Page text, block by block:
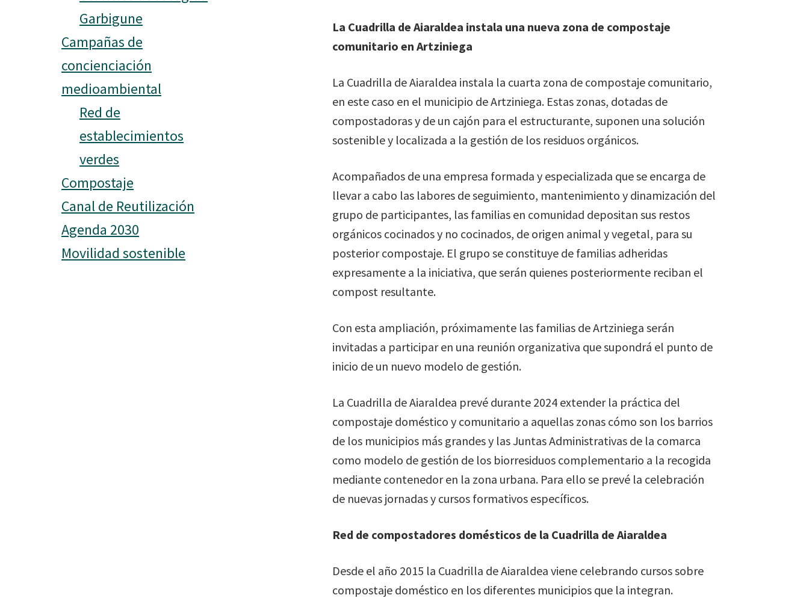
La Cuadrilla de Aiaraldea instala una nueva zona de compostaje
comunitario en Artziniega
La Cuadrilla de Aiaraldea instala la cuarta zona de compostaje comunitario,
en este caso en el municipio de Artziniega. Estas zonas, dotadas de
compostadoras y de un cajón para el estructurante, suponen una solución
sostenible y localizada a la gestión de los residuos orgánicos.
Acompañados de una empresa formada y especializada que se encarga de
llevar a cabo las labores de seguimiento, mantenimiento y dinamización del
grupo de participantes, las familias en comunidad depositan sus restos
orgánicos cocinados y no cocinados, de origen animal y vegetal, para su
posterior compostaje. El grupo se constituye de familias adheridas
expresamente a la iniciativa, que serán quienes posteriormente reciban el
compost resultante.
Con esta ampliación, próximamente las familias de Artziniega serán
invitadas a participar en una reunión organizativa que supondrá el punto de
inicio de un nuevo modelo de gestión.
La Cuadrilla de Aiaraldea prevé durante 2024 extender la práctica del
compostaje doméstico y comunitario a aquellas zonas cómo son los barrios
de los municipios más grandes y las Juntas Administrativas de la comarca
como modelo de gestión de los biorresiduos complementario a la recogida
mediante contenedor en la zona urbana. Para ello se prevé la celebración
de nuevas jornadas y cursos formativos específicos.
Red de compostadores domésticos de la Cuadrilla de Aiaraldea
Desde el año 2015 la Cuadrilla de Aiaraldea viene celebrando cursos sobre
compostaje doméstico en los diferentes municipios que la integran.
Garbigune
Campañas de
concienciación
medioambiental
Red de
establecimientos
verdes
Compostaje
Canal de Reutilización
Agenda 2030
Movilidad sostenible